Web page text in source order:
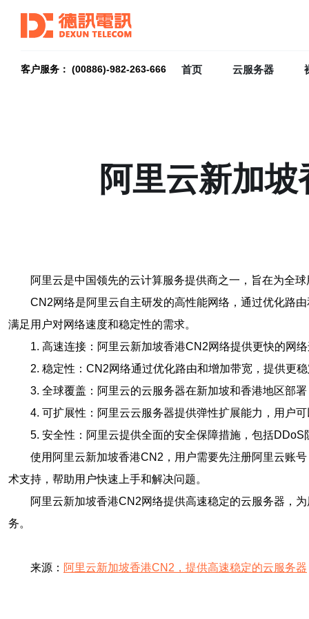
客户服务： (00886)-982-263-666 首页 云服务器
阿里云新加
阿里云是中国领先的云计算服务提供商之一，旨在为全
CN2网络是阿里云自主研发的高性能网络，通过优化路
满足用户对网络速度和稳定性的需求。
1. 高速连接：阿里云新加坡香港CN2网络提供更快的网
2. 稳定性：CN2网络通过优化路由和增加带宽，提供更
3. 全球覆盖：阿里云的云服务器在新加坡和香港地区部
4. 可扩展性：阿里云云服务器提供弹性扩展能力，用户
5. 安全性：阿里云提供全面的安全保障措施，包括
使用阿里云新加坡香港CN2，用户需要先注册阿里云账
术支持，帮助用户快速上手和解决问题。
阿里云新加坡香港CN2网络提供高速稳定的云服务器，
务。
来源： 阿里云新加坡香港CN2，提供高速稳定的云服务器